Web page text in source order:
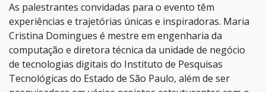
As palestrantes convidadas para o evento têm
experiências e trajetórias únicas e inspiradoras. Maria
Cristina Domingues é mestre em engenharia da
computação e diretora técnica da unidade de negócio
de tecnologias digitais do Instituto de Pesquisas
Tecnológicas do Estado de São Paulo, além de ser